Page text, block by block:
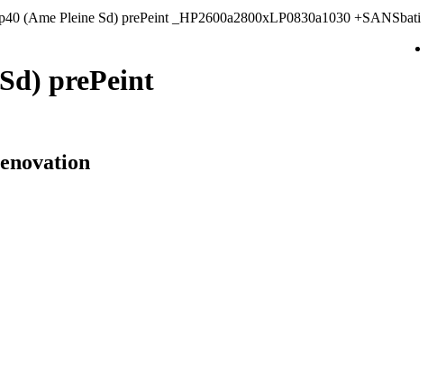
(Ame Pleine Sd) prePeint _HP2600a2800xLP0830a1030 +SANSbati
prePeint